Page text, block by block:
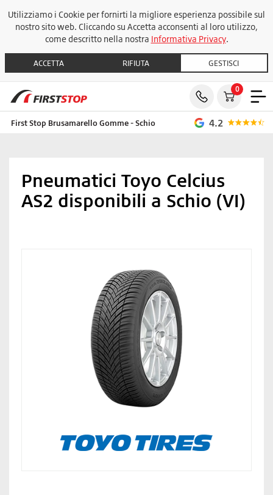
Utilizziamo i Cookie per fornirti la migliore esperienza possibile sul
nostro sito web. Cliccando su Accetta acconsenti al loro utilizzo,
come descritto nella nostra Informativa Privacy.
ACCETTA RIFIUTA GESTISCI
0
First Stop Brusamarello Gomme - Schio 4.2
Pneumatici Toyo Celcius
AS2 disponibili a Schio (VI)